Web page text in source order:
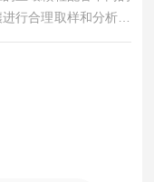
行合理取样和分析，
携带。
节约空间，方便收纳
安装拆卸方便。